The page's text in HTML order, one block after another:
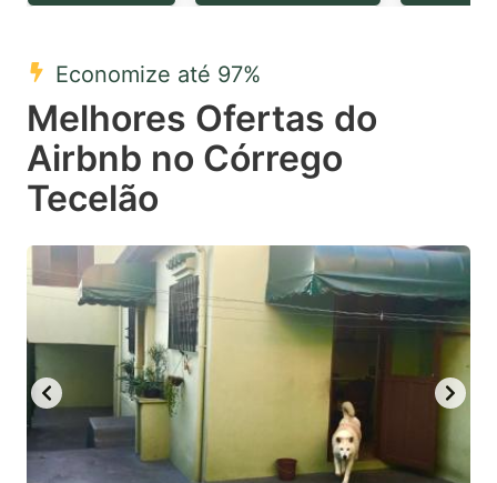
question
key
to
get
the
keyboard
shortcuts
for
changing
dates.
question
to
get
the
shortcuts
for
changing
dates.
Economize até 97%
Melhores Ofertas do
Airbnb no Córrego
Tecelão